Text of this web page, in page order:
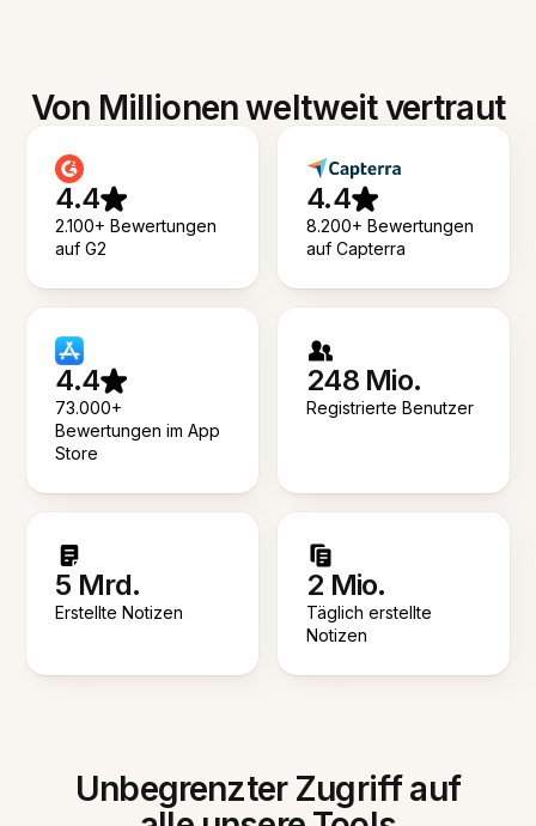
Von Millionen weltweit vertraut
4.4
2.100+ Bewertungen
auf G2
4.4
8.200+ Bewertungen
auf Capterra
4.4
73.000+
Bewertungen im App
Store
248 Mio.
Registrierte Benutzer
5 Mrd.
Erstellte Notizen
2 Mio.
Täglich erstellte
Notizen
Unbegrenzter Zugriff auf